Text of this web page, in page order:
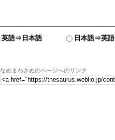
英語⇒日本語 日本語⇒英語
なめまわさぬのページへのリンク